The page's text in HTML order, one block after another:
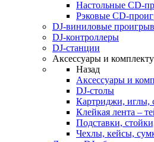
Настольные CD-
Рэковые CD-
DJ-виниловые
DJ-контроллеры
DJ-станции
Аксессуары и
Назад
Аксессуары и
DJ-столы
Картриджи, иглы,
Клейкая лента –
Подставки,
Чехлы, кейсы,